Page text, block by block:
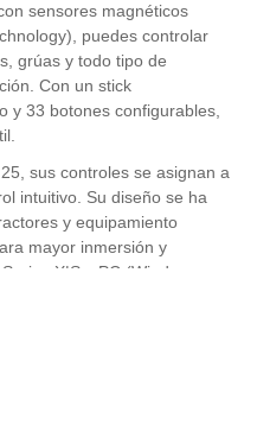
sensores magnéticos
puedes controlar
grúas y todo tipo de
Con un stick
y 33 botones configurables,
sus controles se asignan a
intuitivo. Su diseño se ha
y equipamiento
mayor inmersión y
X|S y PC (Windows
un SimTask Steering Kit
del conductor inmersiva y
SimTask FarmStick debe
a Farming Simulator 25.